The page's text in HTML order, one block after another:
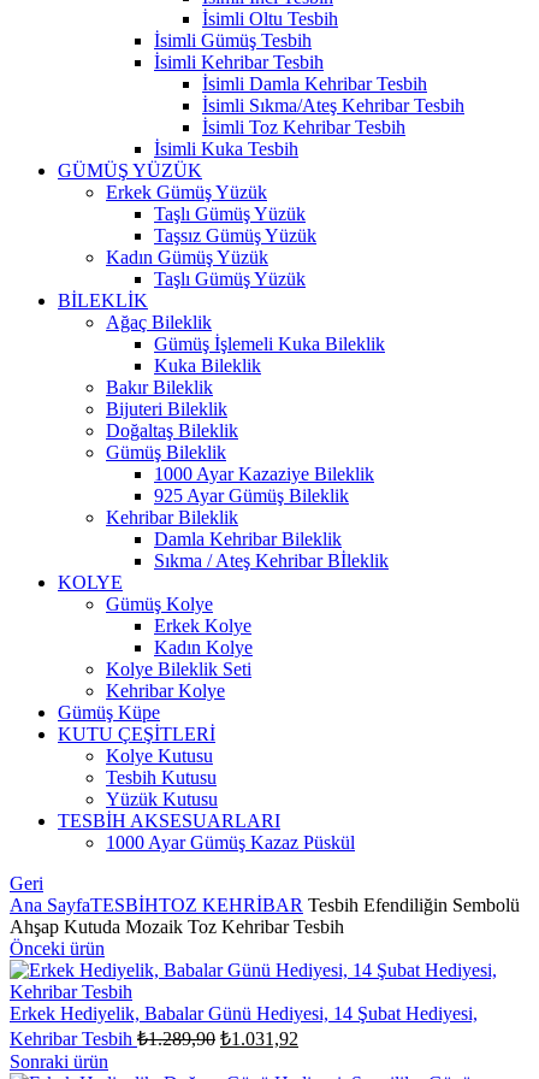
İsimli Oltu Tesbih
İsimli Gümüş Tesbih
İsimli Kehribar Tesbih
İsimli Damla Kehribar Tesbih
İsimli Sıkma/Ateş Kehribar Tesbih
İsimli Toz Kehribar Tesbih
İsimli Kuka Tesbih
GÜMÜŞ YÜZÜK
Erkek Gümüş Yüzük
Taşlı Gümüş Yüzük
Taşsız Gümüş Yüzük
Kadın Gümüş Yüzük
Taşlı Gümüş Yüzük
BİLEKLİK
Ağaç Bileklik
Gümüş İşlemeli Kuka Bileklik
Kuka Bileklik
Bakır Bileklik
Bijuteri Bileklik
Doğaltaş Bileklik
Gümüş Bileklik
1000 Ayar Kazaziye Bileklik
925 Ayar Gümüş Bileklik
Kehribar Bileklik
Damla Kehribar Bileklik
Sıkma / Ateş Kehribar Bİleklik
KOLYE
Gümüş Kolye
Erkek Kolye
Kadın Kolye
Kolye Bileklik Seti
Kehribar Kolye
Gümüş Küpe
KUTU ÇEŞİTLERİ
Kolye Kutusu
Tesbih Kutusu
Yüzük Kutusu
TESBİH AKSESUARLARI
1000 Ayar Gümüş Kazaz Püskül
Geri
Ana SayfaTESBİHTOZ KEHRİBAR Tesbih Efendiliğin Sembolü
Ahşap Kutuda Mozaik Toz Kehribar Tesbih
Önceki ürün
Erkek Hediyelik, Babalar Günü Hediyesi, 14 Şubat Hediyesi,
Kehribar Tesbih ₺1.289,90 Orijinal
₺1.031,92
Sonraki ürün